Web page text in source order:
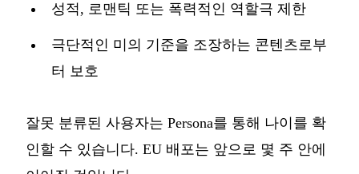
성적, 로맨틱 또는 폭력적인 역할극 제한
극단적인 미의 기준을 조장하는 콘텐츠로부
터 보호
잘못 분류된 사용자는 Persona를 통해 나이를 확
인할 수 있습니다. EU 배포는 앞으로 몇 주 안에